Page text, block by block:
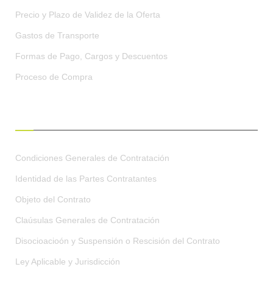
Precio y Plazo de Validez de la Oferta
Gastos de Transporte
Formas de Pago, Cargos y Descuentos
Proceso de Compra
Condiciones Generales de Contratación
Identidad de las Partes Contratantes
Objeto del Contrato
Claúsulas Generales de Contratación
Disocioacioón y Suspensión o Rescisión del Contrato
Ley Aplicable y Jurisdicción